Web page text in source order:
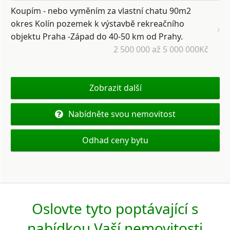
Koupím - nebo vyměním za vlastní chatu 90m2
okres Kolín pozemek k výstavbě rekreačního
objektu Praha -Západ do 40-50 km od Prahy.
2 500 000 až 5 000 000Kč
Zobrazit další
Nabídněte svou nemovitost
Odhad ceny bytu
Oslovte tyto poptávající s